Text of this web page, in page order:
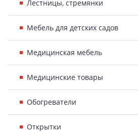
Лестницы, стремянки
Мебель для детских садов
Медицинская мебель
Медицинские товары
Обогреватели
Открытки